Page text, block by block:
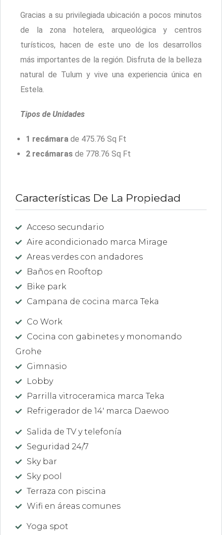
Gracias a su privilegiada ubicación a pocos minutos
de la zona hotelera, arqueológica y centros
turísticos, hacen de este uno de los desarrollos
más importantes de la región. Disfruta de la belleza
natural de Tulum y vive una experiencia única en
Estela.
Tipos de Unidades
1 recámara de 475.76 Sq Ft
2 recámaras de 778.76 Sq Ft
Características De La Propiedad
Acceso secundario
Aire acondicionado marca Mirage
Areas verdes con andadores
Baños en Rooftop
Bike park
Campana de cocina marca Teka
Co Work
Cocina con gabinetes y monomando
Grohe
Gimnasio
Lobby
Parrilla vitroceramica marca Teka
Refrigerador de 14' marca Daewoo
Salida de TV y telefonía
Seguridad 24/7
Sky bar
Sky pool
Terraza con piscina
Wifi en áreas comunes
Yoga spot